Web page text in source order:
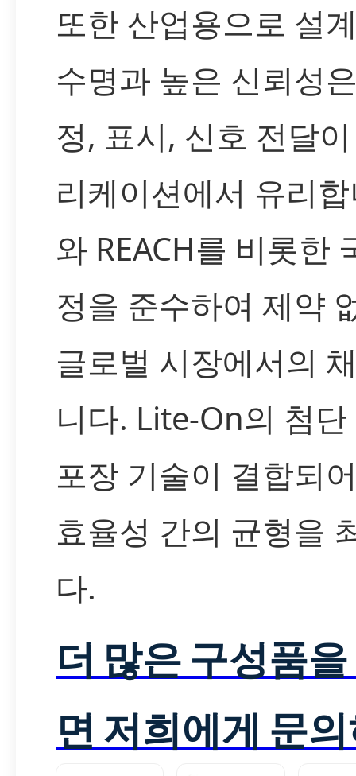
또한 산업용으로 설
수명과 높은 신뢰성
정, 표시, 신호 전달
리케이션에서 유리
와 REACH를 비롯한
정을 준수하여 제약
글로벌 시장에서의
니다. Lite-On의 첨
포장 기술이 결합되
효율성 간의 균형을
다.
더 많은 구성품
면 저희에게 문